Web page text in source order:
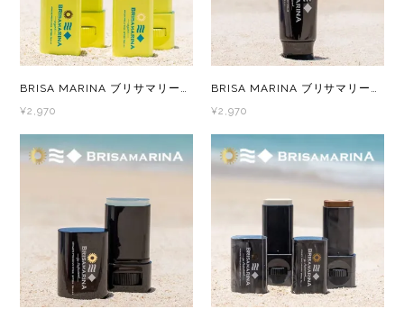
BRISA MARINA ブリサマリーナ オーガニック シリーズ アスリートプロ UVスティック ホワイト/ライトベージュ
¥2,970
BRISA MARINA ブリサマリーナ プロフェッショナル シリーズ アスリートプロEX UVクリーム ホワイト
¥2,970